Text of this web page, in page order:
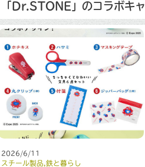
「Dr.STONE」のコラボキャ
ンペーン
2026/6/11
スチール製品 鉄と暮らし